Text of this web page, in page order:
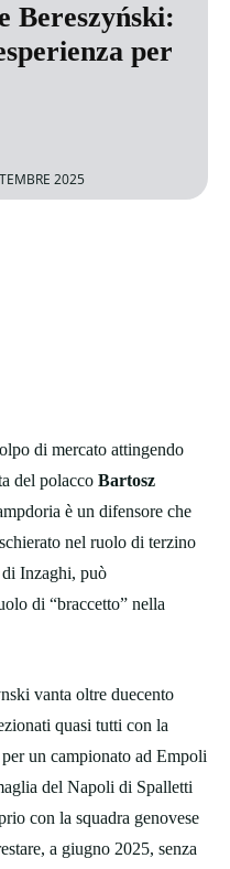
Bereszyński:
per
2025
di mercato attingendo
del polacco Bartosz
è un difensore che
nel ruolo di terzino
di Inzaghi, può
di “braccetto” nella
vanta oltre duecento
quasi tutti con la
un campionato ad Empoli
del Napoli di Spalletti
con la squadra genovese
a giugno 2025, senza